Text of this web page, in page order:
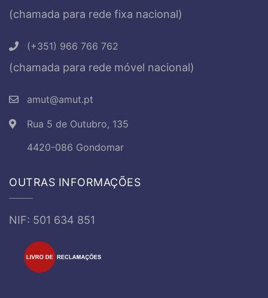
(chamada para rede fixa nacional)
(+351) 966 766 762
(chamada para rede móvel nacional)
amut@amut.pt
Rua 5 de Outubro, 135
4420-086 Gondomar
OUTRAS INFORMAÇÕES
NIF: 501 634 851